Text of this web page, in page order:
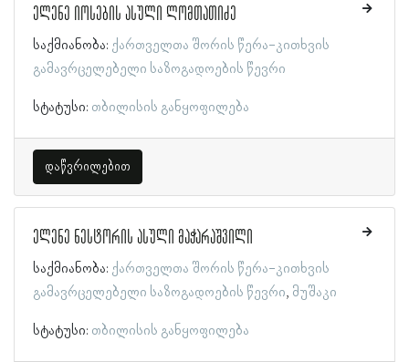
ელენე იოსების ასული ლომთათიძე
საქმიანობა: ქართველთა შორის წერა-კითხვის
გამავრცელებელი საზოგადოების წევრი
სტატუსი: თბილისის განყოფილება
დაწვრილებით
ელენე ნესტორის ასული მაჭარაშვილი
საქმიანობა: ქართველთა შორის წერა-კითხვის
გამავრცელებელი საზოგადოების წევრი მუშაკი
სტატუსი: თბილისის განყოფილება